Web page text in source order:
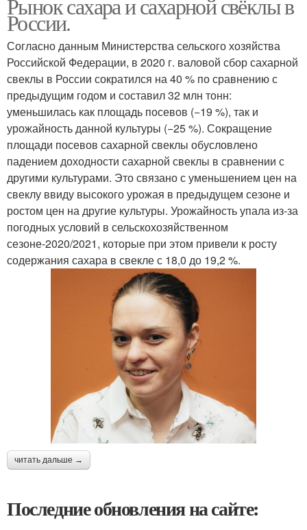
России.
Согласно данным Министерства сельского хозяйства
Российской Федерации, в 2020 г. валовой сбор сахарной
свеклы в России сократился на 40 % по сравнению с
предыдущим годом и составил 32 млн тонн:
уменьшилась как площадь посевов (−19 %), так и
урожайность данной культуры (−25 %). Сокращение
площади посевов сахарной свеклы обусловлено
падением доходности сахарной свеклы в сравнении с
другими культурами. Это связано с уменьшением цен на
свеклу ввиду высокого урожая в предыдущем сезоне и
ростом цен на другие культуры. Урожайность упала из-за
погодных условий в сельскохозяйственном
сезоне-2020/2021, которые при этом привели к росту
содержания сахара в свекле с 18,0 до 19,2 %.
читать дальше →
Последние обновления на сайте: